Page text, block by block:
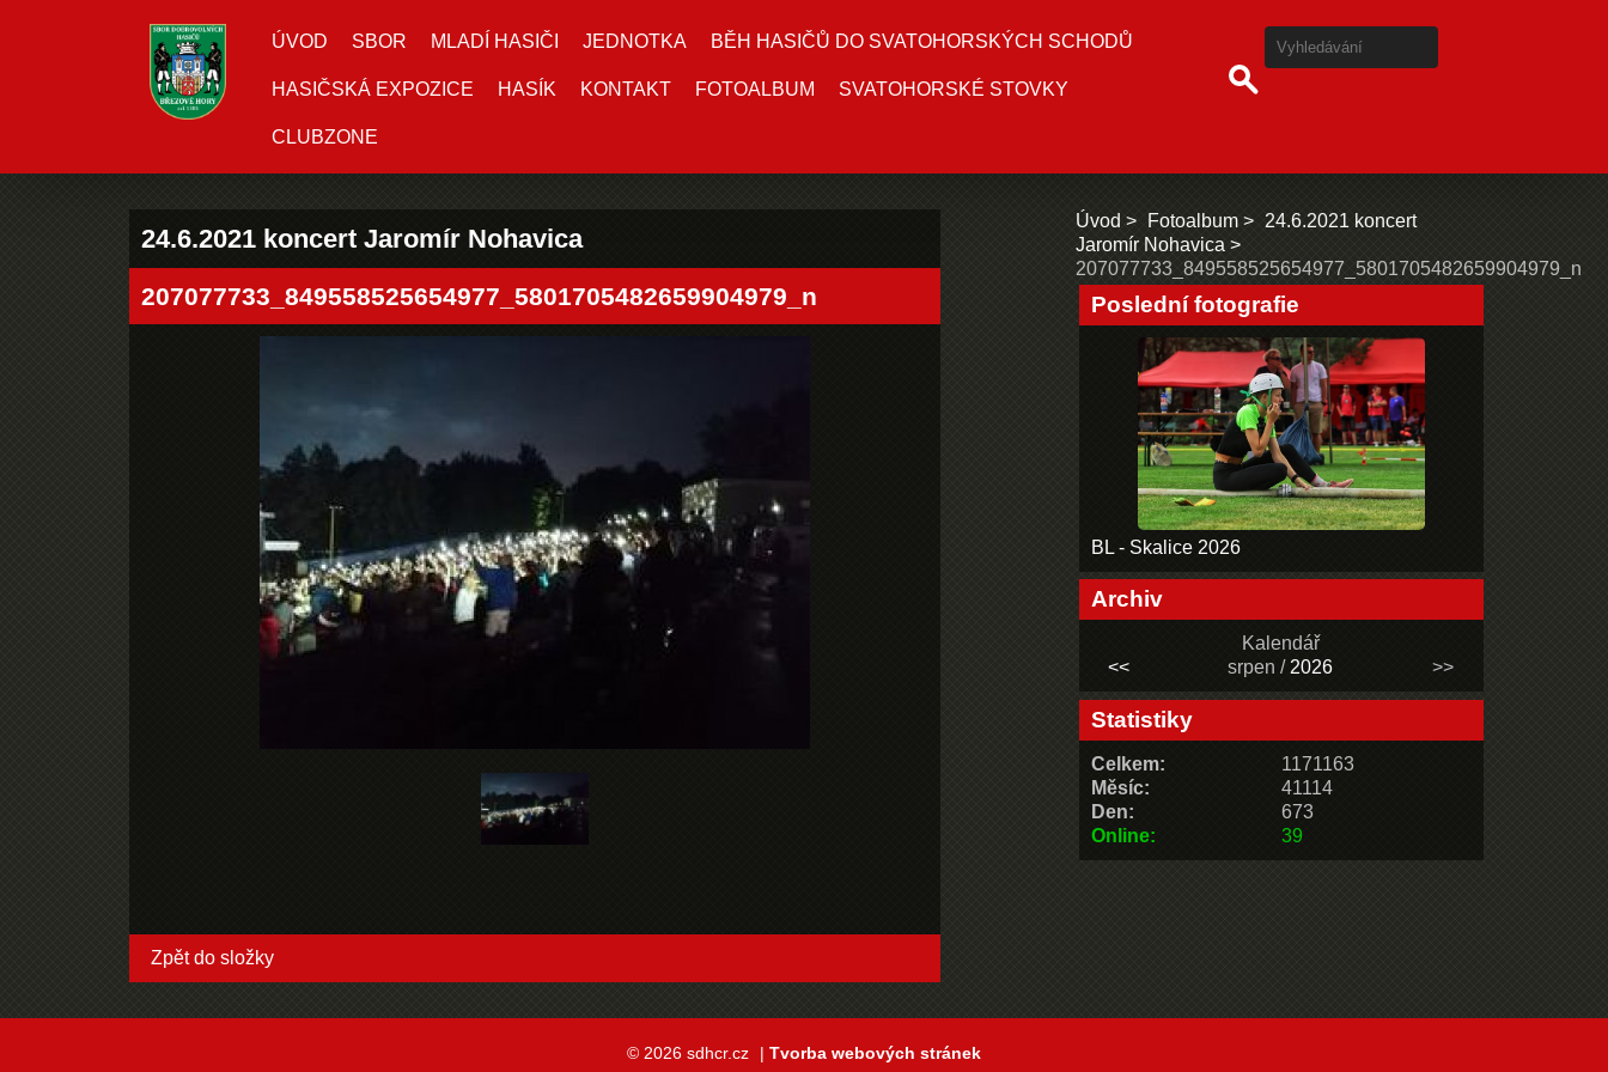
ÚVOD SBOR MLADÍ HASIČI JEDNOTKA BĚH HASIČŮ DO SVATOHORSKÝCH SCHODŮ
HASIČSKÁ EXPOZICE HASÍK KONTAKT FOTOALBUM SVATOHORSKÉ STOVKY
CLUBZONE
24.6.2021 koncert Jaromír Nohavica
207077733_849558525654977_5801705482659904979_n
Zpět do složky
Úvod Fotoalbum
24.6.2021 koncert
Jaromír Nohavica
207077733_849558525654977_5801705482659904979_n
Poslední fotografie
BL - Skalice 2026
Archiv
Kalendář
<<
srpen / 2026 >>
Statistiky
Online: 39
Celkem:
1171163
Měsíc:
41114
Den:
673
© 2026 sdhcr.cz | Tvorba webových stránek